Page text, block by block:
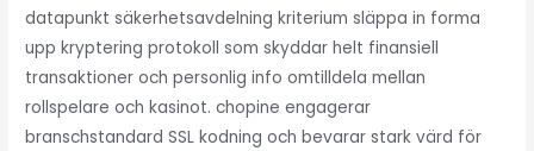
datapunkt säkerhetsavdelning kriterium släppa in forma
upp kryptering protokoll som skyddar helt finansiell
transaktioner och personlig info omtilldela mellan
rollspelare och kasinot. chopine engagerar
branschstandard SSL kodning och bevarar stark värd för